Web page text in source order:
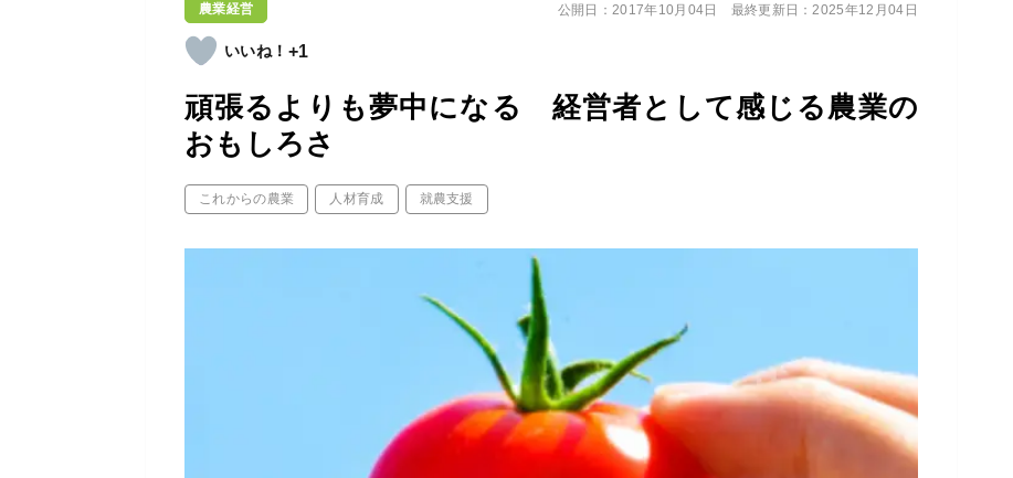
農業経営
+1
頑張るよりも夢中になる 経営者として感じる農業の
おもしろさ
これからの農業 人材育成 就農支援
公開日：2017年10月04日 最終更新日：2025年12月04日